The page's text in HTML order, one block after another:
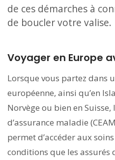
de ces démarches à
de boucler votre valise.
Voyager en Europe
Lorsque vous partez dans
européenne, ainsi qu’en
Norvège ou bien en
d’assurance maladie
permet d’accéder aux
conditions que les assurés